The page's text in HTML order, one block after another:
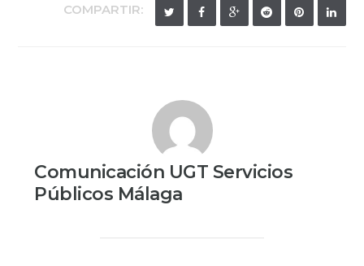
COMPARTIR:
Comunicación UGT Servicios
Públicos Málaga